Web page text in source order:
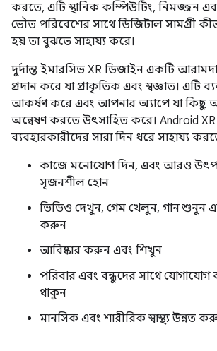
করতে, এটি স্থানিক কম্পিউটিং, নিমজ্জন
ভৌত পরিবেশের সাথে ডিজিটাল সামগ্রী
হয় তা বুঝতে সাহায্য করে।
দুর্দান্ত ইমারসিভ XR ডিজাইন একটি
প্রদান করে যা প্রাকৃতিক এবং স্বজ্ঞাত। এটি
আকর্ষণ করে এবং আপনার অ্যাপে যা কিছু
অন্বেষণ করতে উৎসাহিত করে। Android
ব্যবহারকারীদের সারা দিন ধরে সাহায্য
কাজে মনোযোগ দিন, এবং আরও
সৃজনশীল হোন
ভিডিও দেখুন, গেম খেলুন, গান শুনুন
করুন
আবিষ্কার করুন এবং শিখুন
পরিবার এবং বন্ধুদের সাথে
থাকুন
মানসিক এবং শারীরিক স্বাস্থ্য উন্নত